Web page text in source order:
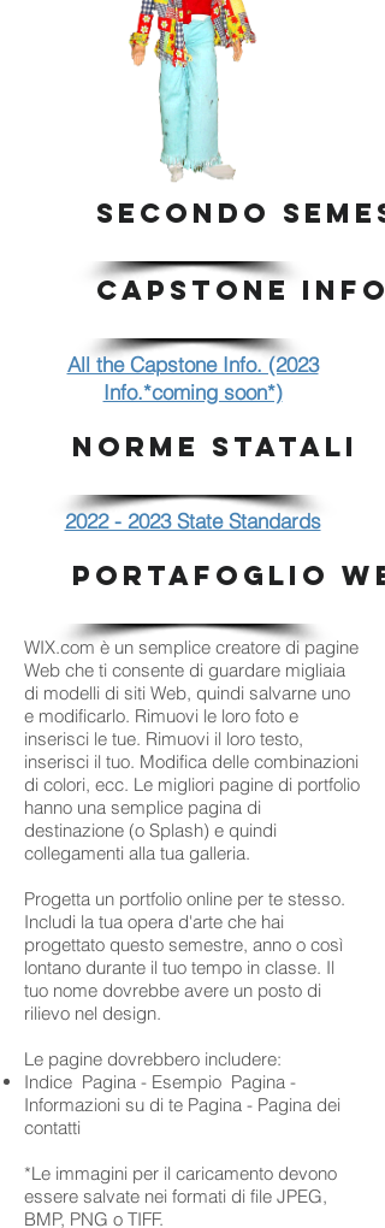
SECONDO
CAPSTONE INFO.
All the Capstone Info. (2023
Info.*coming soon*)
NORME STATALI
2022 - 2023 State Standards
PORTAFOGLIO
WIX.com è un semplice creatore di pagine
Web che ti consente di guardare migliaia
di modelli di siti Web, quindi salvarne uno
e modificarlo. Rimuovi le loro foto e
inserisci le tue. Rimuovi il loro testo,
inserisci il tuo. Modifica delle combinazioni
di colori, ecc. Le migliori pagine di portfolio
hanno una semplice pagina di
destinazione (o Splash) e quindi
collegamenti alla tua galleria.
Progetta un portfolio online per te stesso.
Includi la tua opera d'arte che hai
progettato questo semestre, anno o così
lontano durante il tuo tempo in classe. Il
tuo nome dovrebbe avere un posto di
rilievo nel design.
Le pagine dovrebbero includere:
Indice Pagina - Esempio Pagina -
Informazioni su di te Pagina - Pagina dei
contatti
*Le immagini per il caricamento devono
essere salvate nei formati di file JPEG,
BMP, PNG o TIFF.